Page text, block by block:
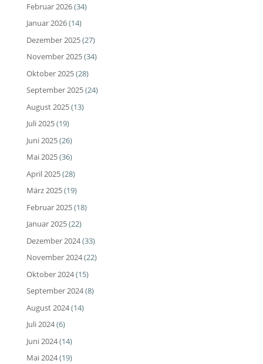
Februar 2026(34)
Januar 2026(14)
Dezember 2025(27)
November 2025(34)
Oktober 2025(28)
September 2025(24)
August 2025(13)
Juli 2025(19)
Juni 2025(26)
Mai 2025(36)
April 2025(28)
März 2025(19)
Februar 2025(18)
Januar 2025(22)
Dezember 2024(33)
November 2024(22)
Oktober 2024(15)
September 2024(8)
August 2024(14)
Juli 2024(6)
Juni 2024(14)
Mai 2024(19)